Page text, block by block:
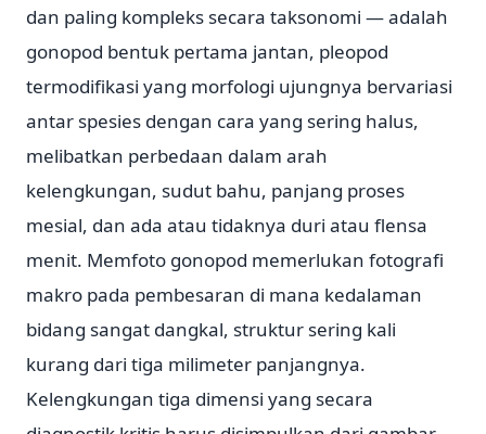
dan paling kompleks secara taksonomi — adalah
gonopod bentuk pertama jantan, pleopod
termodifikasi yang morfologi ujungnya bervariasi
antar spesies dengan cara yang sering halus,
melibatkan perbedaan dalam arah
kelengkungan, sudut bahu, panjang proses
mesial, dan ada atau tidaknya duri atau flensa
menit. Memfoto gonopod memerlukan fotografi
makro pada pembesaran di mana kedalaman
bidang sangat dangkal, struktur sering kali
kurang dari tiga milimeter panjangnya.
Kelengkungan tiga dimensi yang secara